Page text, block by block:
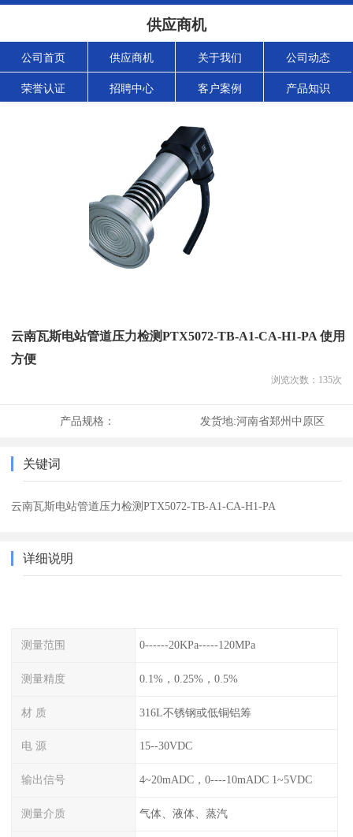
供应商机
公司首页 供应商机 关于我们 公司动态
荣誉认证 招聘中心 客户案例 产品知识
云南瓦斯电站管道压力检测PTX5072-TB-A1-CA-H1-PA 使用
方便
浏览次数： 135次
产品规格： 发货地:河南省郑州中原区
关键词
云南瓦斯电站管道压力检测PTX5072-TB-A1-CA-H1-PA
详细说明
测量范围 0------20KPa-----120MPa
测量精度 0.1%，0.25%，0.5%
材 质 316L不锈钢或低铜铝筹
电 源 15--30VDC
输出信号 4~20mADC，0----10mADC 1~5VDC
测量介质 气体、液体、蒸汽